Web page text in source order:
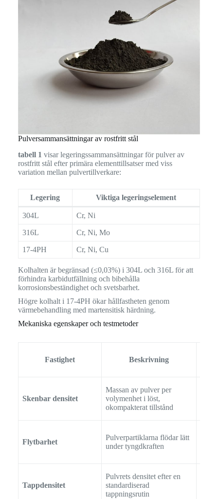
Pulversammansättningar av rostfritt stål
tabell 1 visar legeringssammansättningar för pulver av
rostfritt stål efter primära elementtillsatser med viss
variation mellan pulvertillverkare:
Legering Viktiga legeringselement
304L Cr, Ni
316L Cr, Ni, Mo
17-4PH Cr, Ni, Cu
Kolhalten är begränsad (≤0,03%) i 304L och 316L för att
förhindra karbidutfällning och bibehålla
korrosionsbeständighet och svetsbarhet.
Högre kolhalt i 17-4PH ökar hållfastheten genom
värmebehandling med martensitisk härdning.
Mekaniska egenskaper och testmetoder
Fastighet Beskrivning
Skenbar densitet
Massan av pulver per
volymenhet i löst,
okompakterat tillstånd
Flytbarhet
Pulverpartiklarna flödar lätt
under tyngdkraften
Tappdensitet
Pulvrets densitet efter en
standardiserad
tappningsrutin